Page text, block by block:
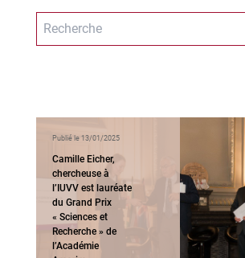
Publié le 13/01/2025
Camille Eicher,
chercheuse à
l’IUVV est lauréate
du Grand Prix
« Sciences et
Recherche » de
l’Académie